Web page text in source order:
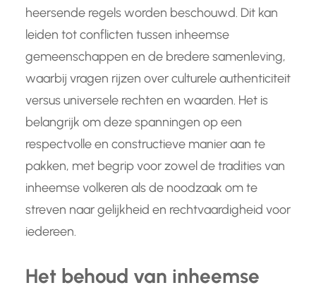
heersende regels worden beschouwd. Dit kan
leiden tot conflicten tussen inheemse
gemeenschappen en de bredere samenleving,
waarbij vragen rijzen over culturele authenticiteit
versus universele rechten en waarden. Het is
belangrijk om deze spanningen op een
respectvolle en constructieve manier aan te
pakken, met begrip voor zowel de tradities van
inheemse volkeren als de noodzaak om te
streven naar gelijkheid en rechtvaardigheid voor
iedereen.
Het behoud van inheemse